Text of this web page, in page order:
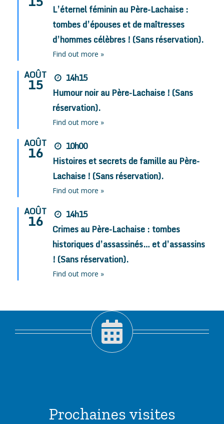
L’éternel féminin au Père-Lachaise :
tombes d’épouses et de maîtresses
d’hommes célèbres ! (Sans réservation).
Find out more »
AOÛT
15
14h15
Humour noir au Père-Lachaise ! (Sans
réservation).
Find out more »
AOÛT
16
10h00
Histoires et secrets de famille au Père-
Lachaise ! (Sans réservation).
Find out more »
AOÛT
16
14h15
Crimes au Père-Lachaise : tombes
historiques d’assassinés… et d’assassins
! (Sans réservation).
Find out more »
Prochaines visites